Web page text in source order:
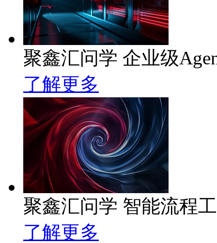
聚鑫汇问学 企业级
了解更多
聚鑫汇问学 智能流程
了解更多